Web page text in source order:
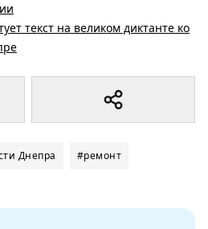
текст на великом диктанте ко
Днепра #ремонт